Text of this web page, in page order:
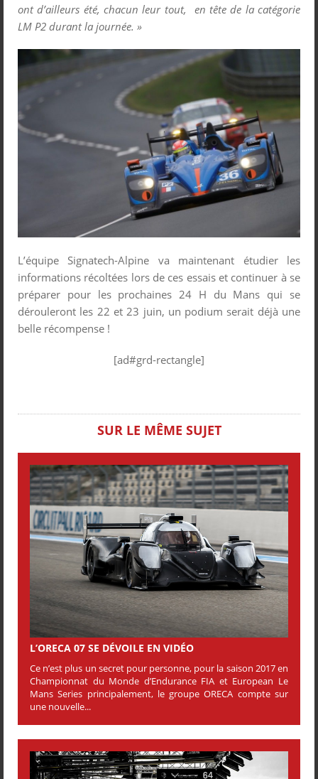
ont d’ailleurs été, chacun leur tout, en tête de la catégorie
LM P2 durant la journée. »
L’équipe Signatech-Alpine va maintenant étudier les
informations récoltées lors de ces essais et continuer à se
préparer pour les prochaines 24 H du Mans qui se
dérouleront les 22 et 23 juin, un podium serait déjà une
belle récompense !
[ad#grd-rectangle]
SUR LE MÊME SUJET
L’ORECA 07 SE DÉVOILE EN VIDÉO
Ce n’est plus un secret pour personne, pour la saison 2017 en
Championnat du Monde d’Endurance FIA et European Le
Mans Series principalement, le groupe ORECA compte sur
une nouvelle...